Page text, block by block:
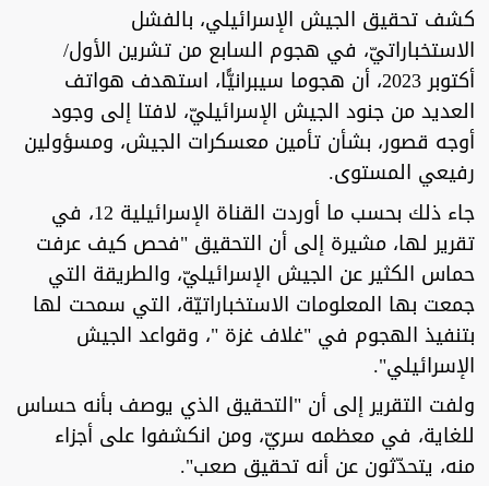
كشف تحقيق الجيش الإسرائيلي، بالفشل
الاستخباراتيّ، في هجوم السابع من تشرين الأول/
أكتوبر 2023، أن هجوما سيبرانيًّا، استهدف هواتف
العديد من جنود الجيش الإسرائيليّ، لافتا إلى وجود
أوجه قصور، بشأن تأمين معسكرات الجيش، ومسؤولين
رفيعي المستوى.
جاء ذلك بحسب ما أوردت القناة الإسرائيلية 12، في
تقرير لها، مشيرة إلى أن التحقيق "فحص كيف عرفت
حماس الكثير عن الجيش الإسرائيليّ، والطريقة التي
جمعت بها المعلومات الاستخباراتيّة، التي سمحت لها
بتنفيذ الهجوم في "غلاف غزة "، وقواعد الجيش
الإسرائيلي".
ولفت التقرير إلى أن "التحقيق الذي يوصف بأنه حساس
للغاية، في معظمه سريّ، ومن انكشفوا على أجزاء
منه، يتحدّثون عن أنه تحقيق صعب".